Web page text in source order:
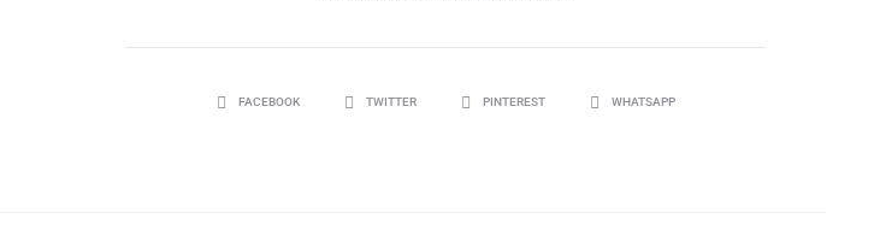
FACEBOOK TWITTER PINTEREST WHATSAPP